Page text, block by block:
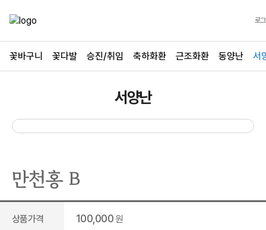
로
꽃바구니 꽃다발 승진/취임 축하화환 근조화환 동양난 서
서양난
만천홍 B
상품가격 100,000 원